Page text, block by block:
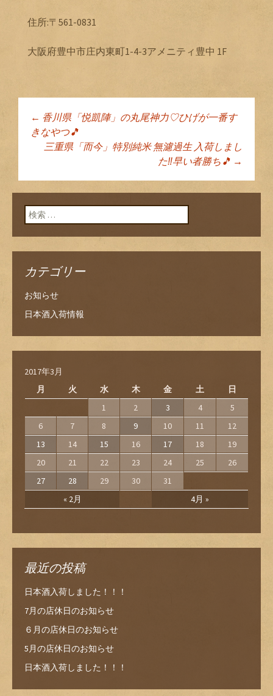
住所:〒561-0831
大阪府豊中市庄内東町1-4-3アメニティ豊中 1F
投稿ナビゲーショ
ン
← 香川県「悦凱陣」の丸尾神力♡ひげが一番す
きなやつ🎵
三重県「而今」特別純米 無濾過生 入荷しまし
た‼️早い者勝ち🎵 →
検索:
カテゴリー
お知らせ
日本酒入荷情報
2017年3月
月
火 水 木 金 土 日
« 2月 4月 »
1 2 3 4
5
6
7 8 9 10 11
12
13
14 15 16 17 18
19
20
21 22 23 24 25
26
27
28 29 30 31
最近の投稿
日本酒入荷しました！！！
7月の店休日のお知らせ
６月の店休日のお知らせ
5月の店休日のお知らせ
日本酒入荷しました！！！